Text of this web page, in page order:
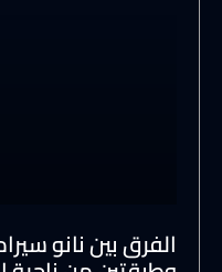
الفرق بين نانو